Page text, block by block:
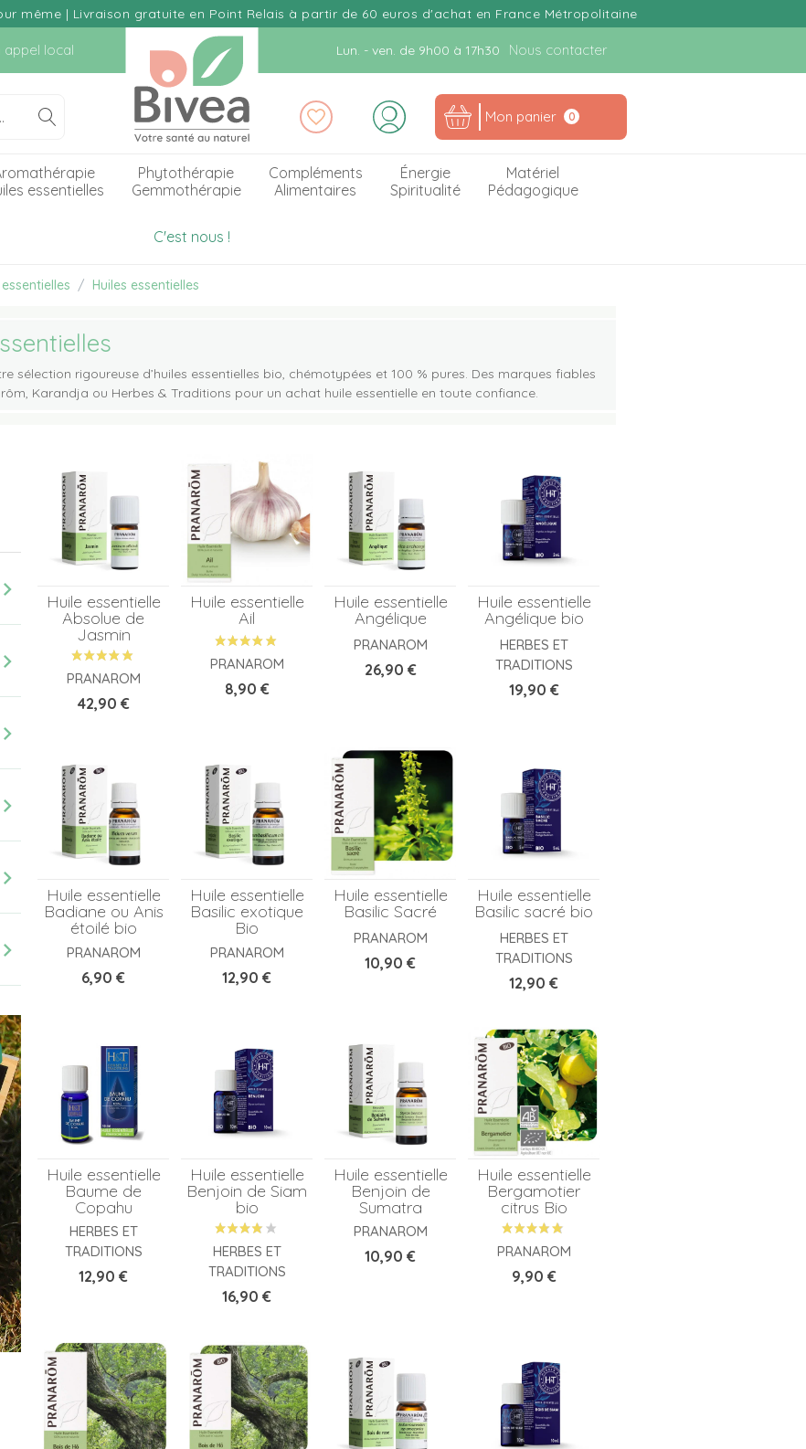
même | Livraison gratuite en Point Relais à partir de 60 euros d'achat en France Métropolitaine
appel local Lun. - ven. de 9h00 à 17h30 Nous contacter
Mon panier 0
essentielles
Phytothérapie
Gemmothérapie
Compléments
Alimentaires
Énergie
Spiritualité
Matériel
Pédagogique
C'est nous !
Huiles essentielles
sélection rigoureuse d’huiles essentielles bio, chémotypées et 100 % pures. Des marques fiables
Karandja ou Herbes & Traditions pour un achat huile essentielle en toute confiance.
chevron_right
chevron_right
chevron_right
chevron_right
chevron_right
chevron_right
Huile essentielle
Absolue de
Jasmin
PRANAROM
Prix
42,90 €
Huile essentielle
Ail
PRANAROM
Prix
8,90 €
Huile essentielle
Angélique
PRANAROM
Prix
26,90 €
Huile essentielle
Angélique bio
HERBES ET
TRADITIONS
Prix
19,90 €
Huile essentielle
Badiane ou Anis
étoilé bio
PRANAROM
Prix
6,90 €
Huile essentielle
Basilic exotique
Bio
PRANAROM
Prix
12,90 €
Huile essentielle
Basilic Sacré
PRANAROM
Prix
10,90 €
Huile essentielle
Basilic sacré bio
HERBES ET
TRADITIONS
Prix
12,90 €
Huile essentielle
Baume de
Copahu
HERBES ET
TRADITIONS
Prix
12,90 €
Huile essentielle
Benjoin de Siam
bio
HERBES ET
TRADITIONS
Prix
16,90 €
Huile essentielle
Benjoin de
Sumatra
PRANAROM
Prix
10,90 €
Huile essentielle
Bergamotier
citrus Bio
PRANAROM
Prix
9,90 €